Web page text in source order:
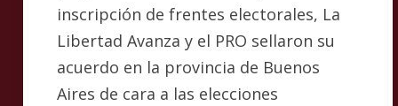
inscripción de frentes electorales, La
Libertad Avanza y el PRO sellaron su
acuerdo en la provincia de Buenos
Aires de cara a las elecciones